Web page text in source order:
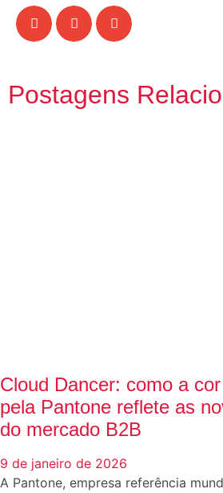
Postagens
Cloud Dancer: como a
pela Pantone reflete as
do mercado B2B
9 de janeiro de 2026
A Pantone, empresa referência